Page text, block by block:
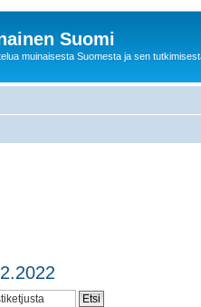
Suomi
muinaisesta Suomesta ja sen